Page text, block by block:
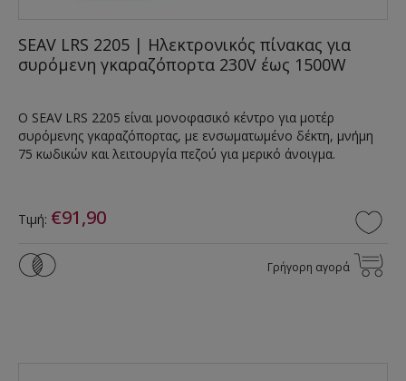
SEAV LRS 2205 | Ηλεκτρονικός πίνακας για
συρόμενη γκαραζόπορτα 230V έως 1500W
Ο SEAV LRS 2205 είναι μονοφασικό κέντρο για μοτέρ
συρόμενης γκαραζόπορτας, με ενσωματωμένο δέκτη, μνήμη
75 κωδικών και λειτουργία πεζού για μερικό άνοιγμα.
Τιμή: €91,90
Γρήγορη αγορά